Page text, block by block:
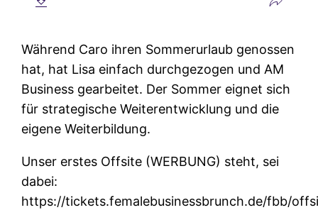
Während Caro ihren Sommerurlaub genossen
hat, hat Lisa einfach durchgezogen und AM
Business gearbeitet. Der Sommer eignet sich
für strategische Weiterentwicklung und die
eigene Weiterbildung.
Unser erstes Offsite (WERBUNG) steht, sei
dabei:
https://tickets.femalebusinessbrunch.de/fbb/